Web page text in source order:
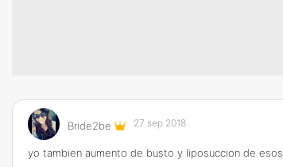
Bride2be 27 sep 2018
yo tambien aumento de busto y liposuccion de